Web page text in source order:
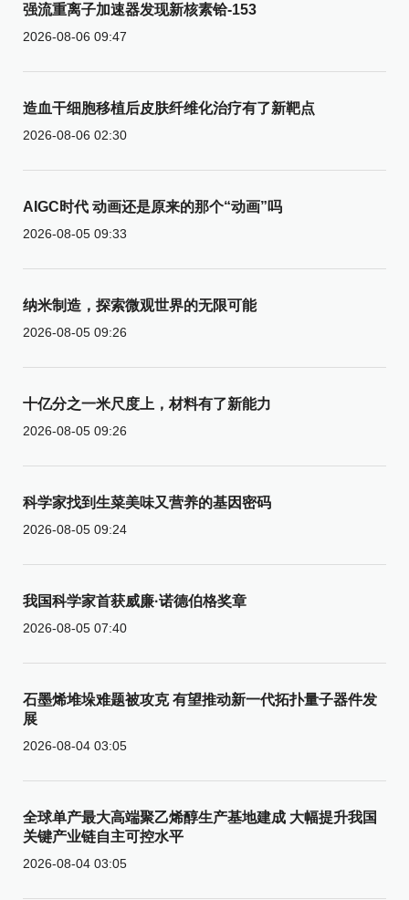
强流重离子加速器发现新核素铪-153
2026-08-06 09:47
造血干细胞移植后皮肤纤维化治疗有了新靶点
2026-08-06 02:30
AIGC时代 动画还是原来的那个“动画”吗
2026-08-05 09:33
纳米制造，探索微观世界的无限可能
2026-08-05 09:26
十亿分之一米尺度上，材料有了新能力
2026-08-05 09:26
科学家找到生菜美味又营养的基因密码
2026-08-05 09:24
我国科学家首获威廉·诺德伯格奖章
2026-08-05 07:40
石墨烯堆垛难题被攻克 有望推动新一代拓扑量子器件发
展
2026-08-04 03:05
全球单产最大高端聚乙烯醇生产基地建成 大幅提升我国
关键产业链自主可控水平
2026-08-04 03:05